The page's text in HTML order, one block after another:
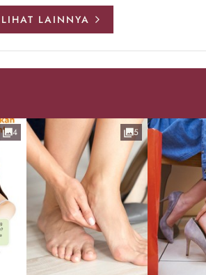
LIHAT LAINNYA
4 5